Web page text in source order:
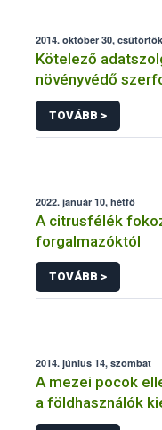
2014. október 30, csütörtök
Kötelező
növényvédő
TOVÁBB >
2022. január 10, hétfő
A citrusfélék
forgalmazóktól
TOVÁBB >
2014. június 14, szombat
A mezei pocok
a földhasználók